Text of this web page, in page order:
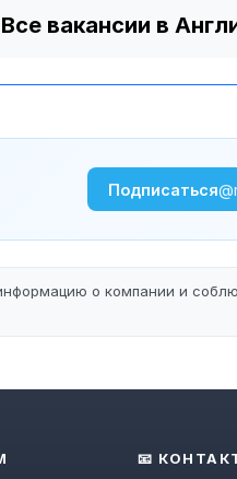
Все вакансии в
Подписаться
о компании и
📧